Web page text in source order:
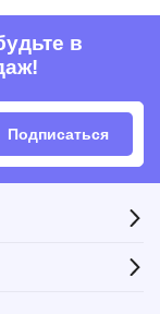
в
Подписаться